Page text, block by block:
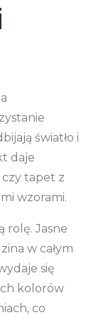
światło i
daje
czy tapet z
wzorami.
rolę. Jasne
w całym
się
kolorów
co